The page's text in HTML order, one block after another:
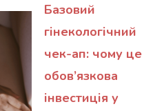
Базовий
гінекологічний
чек-ап: чому це
обов’язкова
інвестиція у